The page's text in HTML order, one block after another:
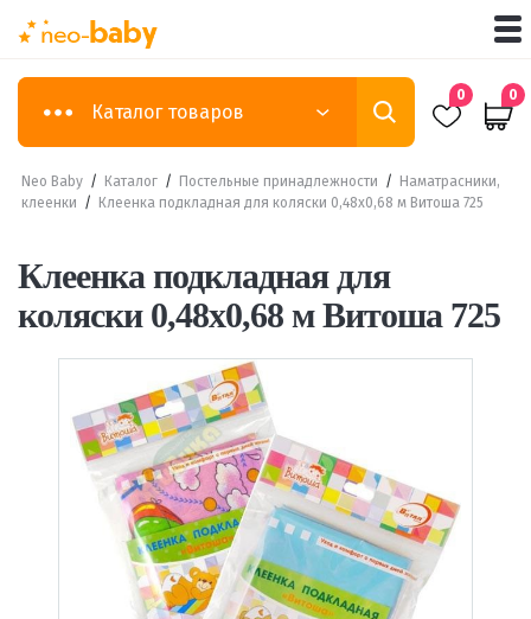
Каталог товаров
0 0
Neo Baby / Каталог / Постельные принадлежности /
Наматрасники,
клеенки / Клеенка подкладная для коляски 0,48х0,68 м Витоша 725
Клеенка подкладная для
коляски 0,48х0,68 м Витоша 725